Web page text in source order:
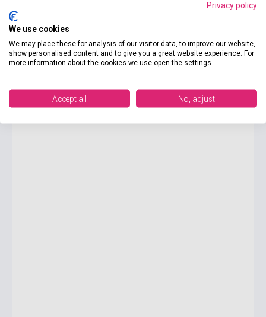
3 750 Ft
Készlet: 11-100 darab
exam from 2018
Privacy policy
We use cookies
We may place these for analysis of our visitor data, to improve our website,
show personalised content and to give you a great website experience. For
more information about the cookies we use open the settings.
Accept all No, adjust